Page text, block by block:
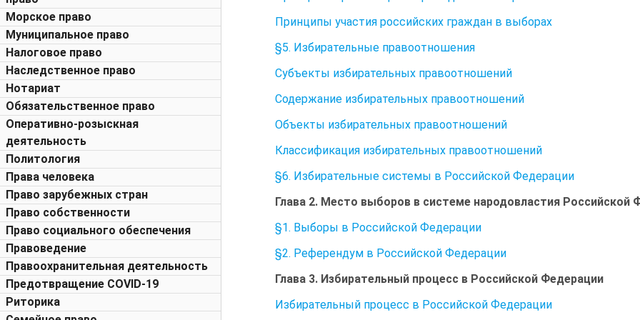
Морское право
Муниципальное право
Налоговое право
Наследственное право
Нотариат
Обязательственное право
Оперативно-розыскная
деятельность
Политология
Права человека
Право зарубежных стран
Право собственности
Право социального обеспечения
Правоведение
Правоохранительная деятельность
Предотвращение COVID-19
Риторика
Принципы участия российских граждан в выборах
§5. Избирательные правоотношения
Субъекты избирательных правоотношений
Содержание избирательных правоотношений
Объекты избирательных правоотношений
Классификация избирательных правоотношений
§6. Избирательные системы в Российской Федерации
Глава 2. Место выборов в системе народовластия Российской
§1. Выборы в Российской Федерации
§2. Референдум в Российской Федерации
Глава 3. Избирательный процесс в Российской Федерации
Избирательный процесс в Российской Федерации